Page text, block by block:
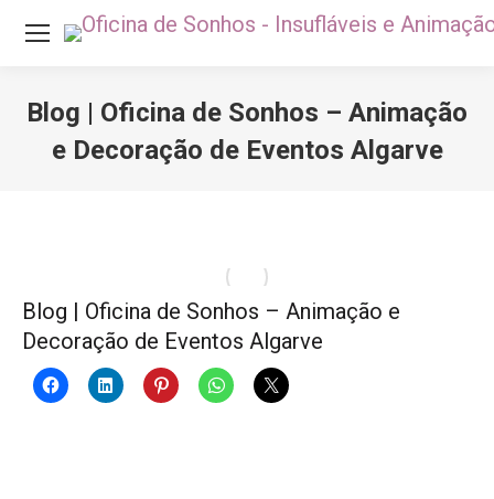
Blog | Oficina de Sonhos – Animação
e Decoração de Eventos Algarve
Blog | Oficina de Sonhos – Animação e
Decoração de Eventos Algarve